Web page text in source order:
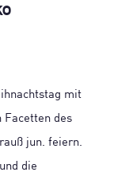
mit
Facetten des
jun. feiern.
die